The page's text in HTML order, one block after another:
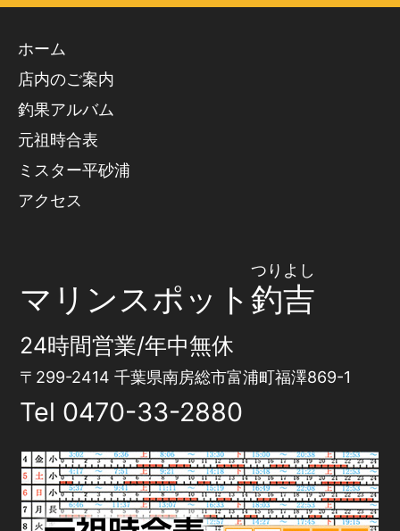
ホーム
店内のご案内
釣果アルバム
元祖時合表
ミスター平砂浦
アクセス
マリンスポット釣吉
つりよし
24時間営業/年中無休
〒299-2414 千葉県南房総市富浦町福澤869-1
Tel 0470-33-2880